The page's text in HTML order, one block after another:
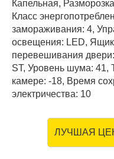
Капельная,
Класс
замораживания: 4,
освещения: LED,
перевешивания
ST, Уровень шума: 41,
камере: -18, Время
электричества: 10
ЛУЧШАЯ